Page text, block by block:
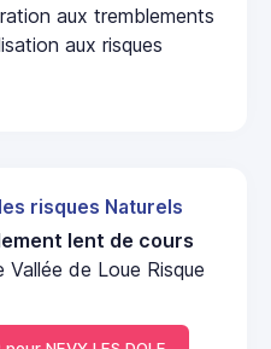
aux tremblements
aux risques
risques Naturels
lent de cours
Vallée de Loue Risque